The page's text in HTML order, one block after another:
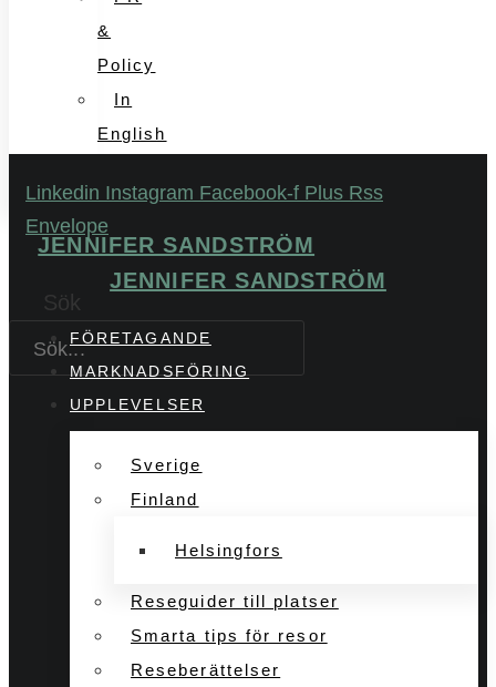
&
Policy
In
English
JENNIFER SANDSTRÖM
Sök
Linkedin Instagram Facebook-f Plus Rss
Envelope
JENNIFER SANDSTRÖM
FÖRETAGANDE
MARKNADSFÖRING
UPPLEVELSER
Sverige
Finland
Helsingfors
Reseguider till platser
Smarta tips för resor
Reseberättelser